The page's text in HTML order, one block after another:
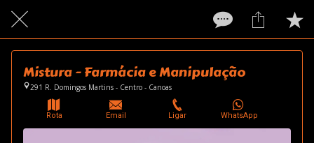
Mistura - Farmácia e Manipulação
291 R. Domingos Martins - Centro - Canoas
Rota Email Ligar WhatsApp